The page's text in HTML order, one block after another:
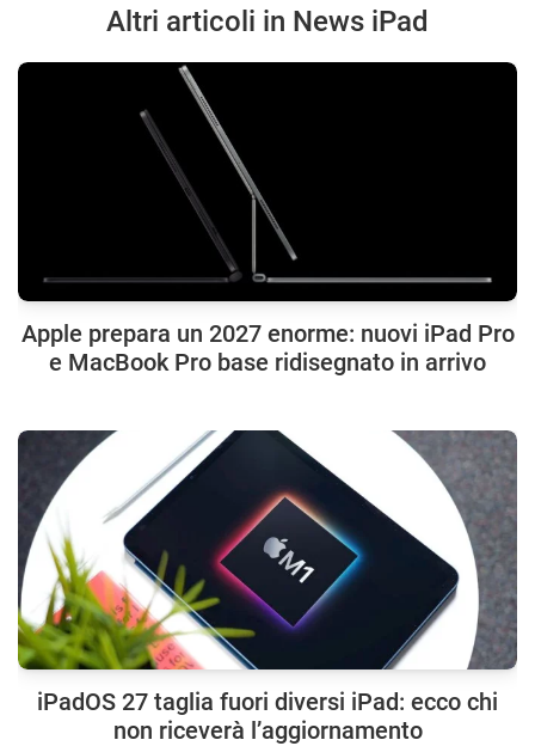
Altri articoli in News iPad
Apple prepara un 2027 enorme: nuovi iPad Pro
e MacBook Pro base ridisegnato in arrivo
iPadOS 27 taglia fuori diversi iPad: ecco chi
non riceverà l’aggiornamento